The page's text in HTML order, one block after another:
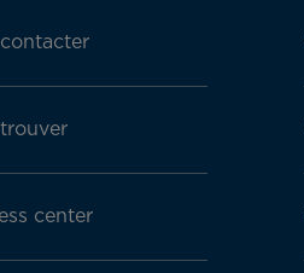
center